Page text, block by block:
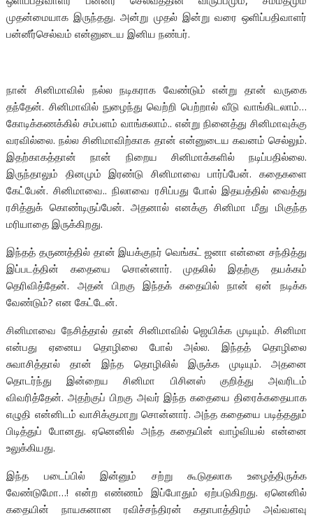
முதன்மையாக இருந்தது.‌ அன்று முதல் இன்று வரை ஒளிப்பதிவாளர்
பன்னீர்செல்வம் என்னுடைய இனிய நண்பர்.
நான் சினிமாவில் நல்ல நடிகராக வேண்டும் என்று தான் வருகை
தந்தேன். சினிமாவில் நுழைந்து வெற்றி பெற்றால் வீடு வாங்கிடலாம்…
கோடிக்கணக்கில் சம்பளம் வாங்கலாம்.. என்று நினைத்து சினிமாவுக்கு
வரவில்லை. நல்ல சினிமாவிற்காக தான் என்னுடைய கவனம் செல்லும்.
இதற்காகத்தான் நான் நிறைய சினிமாக்களில் நடிப்பதில்லை.‌
இருந்தாலும் தினமும் இரண்டு சினிமாவை பார்ப்பேன். கதைகளை
கேட்பேன். சினிமாவை.. நிலாவை ரசிப்பது போல் இதயத்தில் வைத்து
ரசித்துக் கொண்டிருப்பேன். அதனால் எனக்கு சினிமா மீது மிகுந்த
மரியாதை இருக்கிறது.‌
இந்தத் தருணத்தில் தான் இயக்குநர் வெங்கட் ஜனா என்னை சந்தித்து
இப்படத்தின் கதையை சொன்னார். முதலில் இதற்கு தயக்கம்
தெரிவித்தேன். அதன் பிறகு இந்தக் கதையில் நான் ஏன் நடிக்க
வேண்டும்? என கேட்டேன்.
சினிமாவை நேசித்தால் தான் சினிமாவில் ஜெயிக்க முடியும். சினிமா
என்பது ஏனைய தொழிலை போல் அல்ல. இந்தத் தொழிலை
சுவாசித்தால் தான் இந்த தொழிலில் இருக்க முடியும். அதனை
தொடர்ந்து இன்றைய சினிமா பிசினஸ் குறித்து அவரிடம்
விவரித்தேன். அதற்குப் பிறகு அவர் இந்த கதையை திரைக்கதையாக
எழுதி என்னிடம் வாசிக்குமாறு சொன்னார். அந்த கதையை படித்ததும்
பிடித்துப் போனது. ஏனெனில் அந்த கதையின் வாழ்வியல் என்னை
உலுக்கியது.
இந்த படைப்பில் இன்னும் சற்று கூடுதலாக உழைத்திருக்க
வேண்டுமோ…! என்ற எண்ணம் இப்போதும் ஏற்படுகிறது. ஏனெனில்
கதையின் நாயகனான ரவிச்சந்திரன் கதாபாத்திரம் அவ்வளவு